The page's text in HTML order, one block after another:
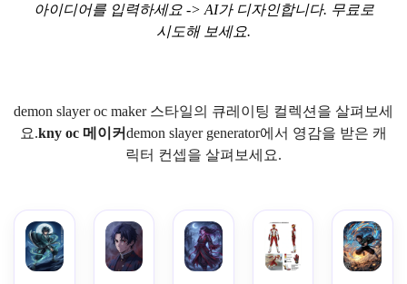
아이디어를 입력하세요 -> AI가 디자인합니다. 무료로
시도해 보세요.
demon slayer oc maker 스타일의 큐레이팅 컬렉션을 살펴보세
요.kny oc 메이커demon slayer generator에서 영감을 받은 캐
릭터 컨셉을 살펴보세요.